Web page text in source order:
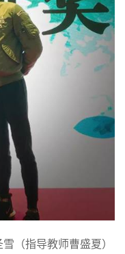
（指导教师曹盛夏）